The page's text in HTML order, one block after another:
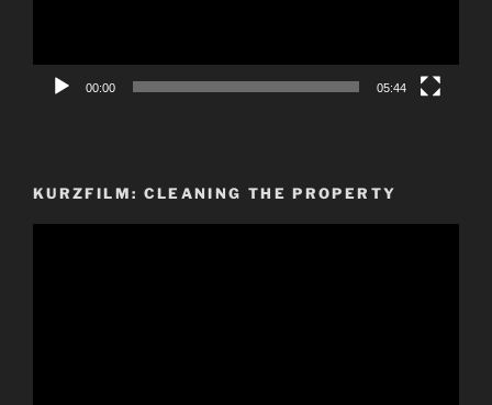
00:00 05:44
KURZFILM: CLEANING THE PROPERTY